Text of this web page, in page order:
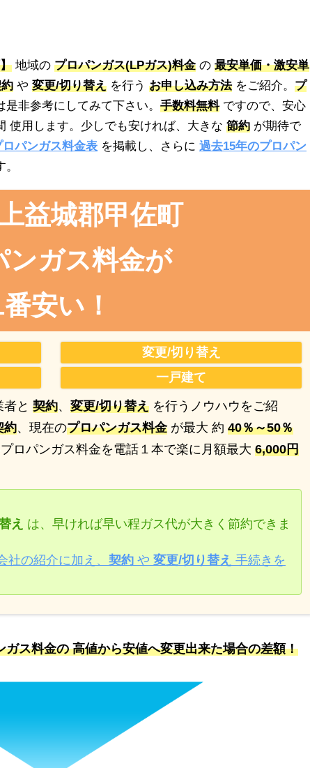
地域の プロパンガス(LPガス)料金 の 最安単価・激安単
や 変更/切り替え を行う お申し込み方法をご紹介。 プ
是非参考にしてみて下さい。 手数料無料ですので、安心
使用します。少しでも安ければ、大きな 節約 が期待で
パンガス料金表 を掲載し、さらに 過去15年のプロパン
益城郡甲佐町
ンガス料金が
安い！
変更/切り替え
一戸建て
者と 契約、 変更/切り替え を行うノウハウをご紹
約、現在のプロパンガス料金 が最大 約 40％～50％
ロパンガス料金を電話１本で楽に月額最大 6,000円
え は、早ければ早い程ガス代が大きく節約できま
の紹介に加え、 契約 や 変更/切り替え 手続きを
ス料金の 高値から安値へ変更出来た場合の差額！